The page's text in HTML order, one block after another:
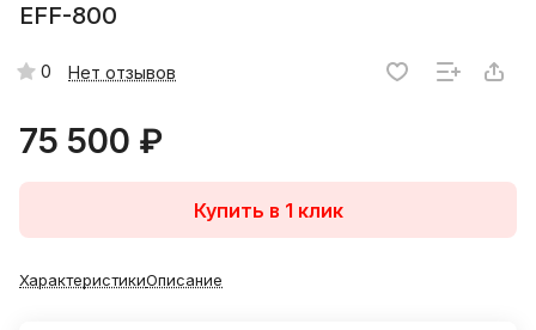
EFF-800
0 Нет отзывов
75 500 ₽
Купить в 1 клик
ХарактеристикиОписание